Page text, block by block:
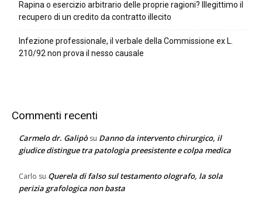
Rapina o esercizio arbitrario delle proprie ragioni? Illegittimo il
recupero di un credito da contratto illecito
Infezione professionale, il verbale della Commissione ex L.
210/92 non prova il nesso causale
Commenti recenti
Carmelo dr. Galipòsu Danno da intervento chirurgico, il
giudice distingue tra patologia preesistente e colpa medica
Carlo su Querela di falso sul testamento olografo, la sola
perizia grafologica non basta